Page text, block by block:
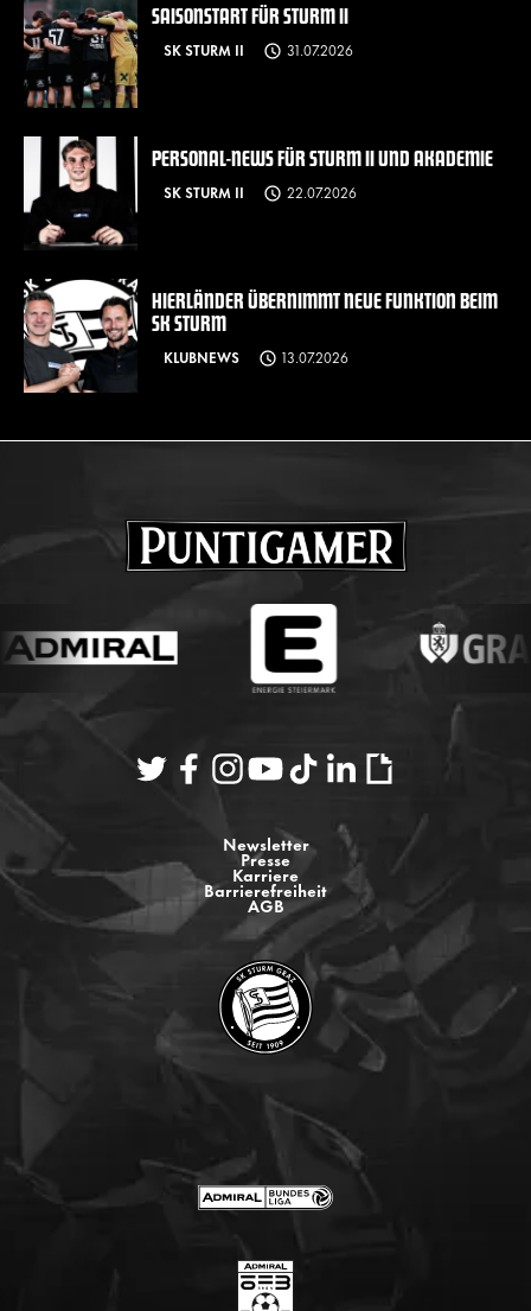
SAISONSTART FÜR STURM II
SK STURM II 31.07.2026
PERSONAL-NEWS FÜR STURM II UND AKADEMIE
SK STURM II 22.07.2026
HIERLÄNDER ÜBERNIMMT NEUE FUNKTION BEIM
SK STURM
KLUBNEWS 13.07.2026
Newsletter
Presse
Karriere
Barrierefreiheit
AGB